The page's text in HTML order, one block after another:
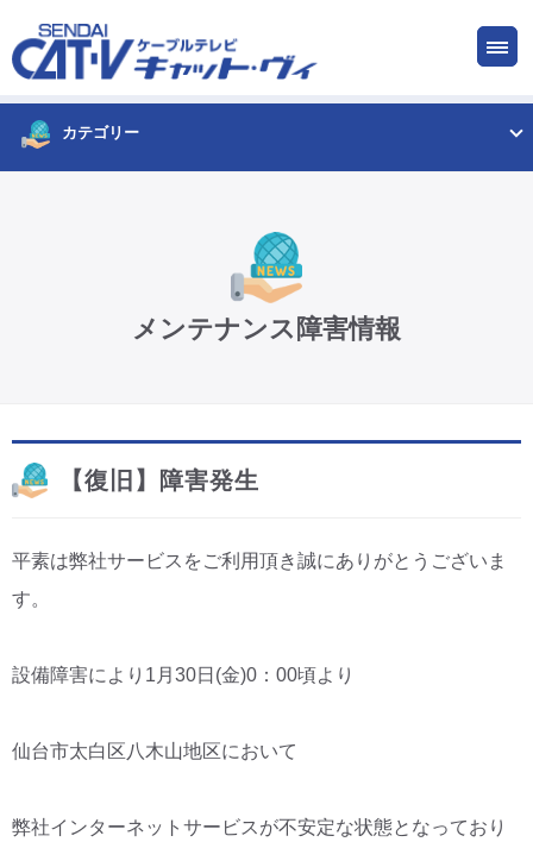
カテゴリー
メンテナンス障害情報
【復旧】障害発生
平素は弊社サービスをご利用頂き誠にありがとうございま
す。
設備障害により1月30日(金)0：00頃より
仙台市太白区八木山地区において
弊社インターネットサービスが不安定な状態となっており
お申し込み
ご検討中の方
サービス